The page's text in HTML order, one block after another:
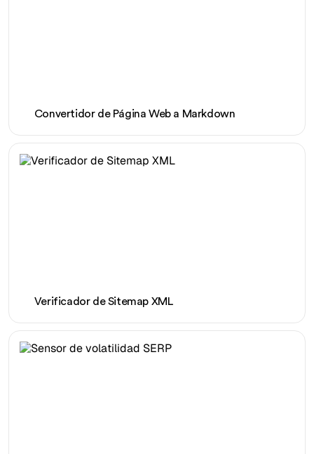
Convertidor de Página Web a Markdown
Verificador de Sitemap XML